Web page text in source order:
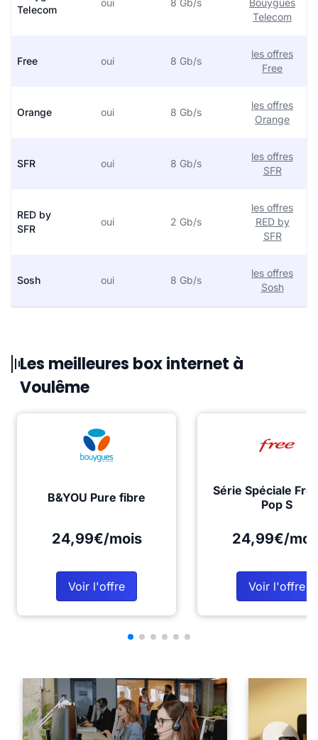
Telecom
oui 8 Gb/s
Bouygues
Telecom
Free oui 8 Gb/s
les offres
Free
Orange oui 8 Gb/s
les offres
Orange
SFR oui 8 Gb/s
les offres
SFR
RED by
SFR
oui 2 Gb/s
les offres
RED by
SFR
Sosh oui 8 Gb/s
les offres
Sosh
Les meilleures box internet à
Voulême
B&YOU Pure fibre
24,99€/mois
Voir l'offre
Série Spéciale
Pop S
24,99€/
Voir l'offre